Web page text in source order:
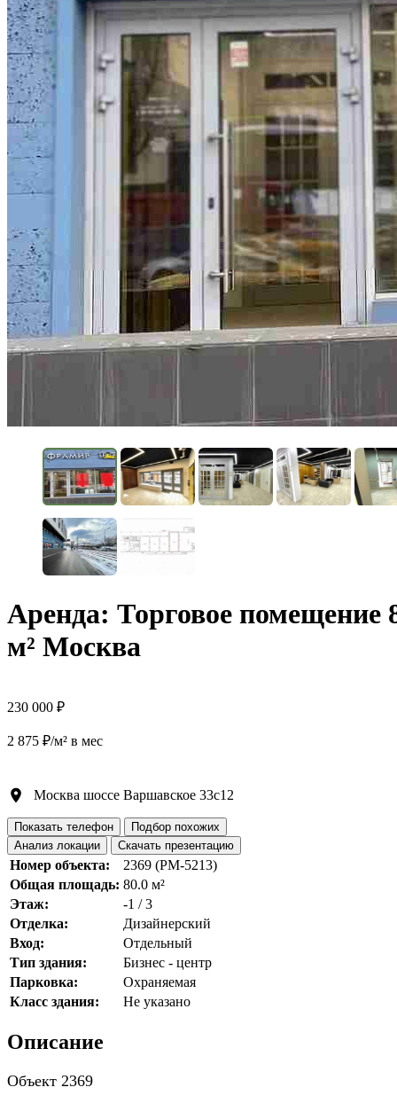
Аренда: Торговое помещение
м² Москва
230 000 ₽
2 875 ₽/м² в мес
Москва шоссе Варшавское 33с12
Показать телефон
Подбор похожих
Анализ локации
Скачать презентацию
Номер объекта:
2369 (PM-5213)
Общая площадь: 80.0 м²
Этаж:
-1 / 3
Отделка:
Дизайнерский
Вход:
Отдельный
Тип здания:
Бизнес - центр
Парковка:
Охраняемая
Класс здания:
Не указано
Описание
Объект 2369